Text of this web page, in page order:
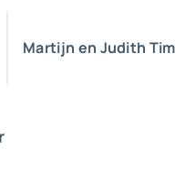
Martijn en Judith